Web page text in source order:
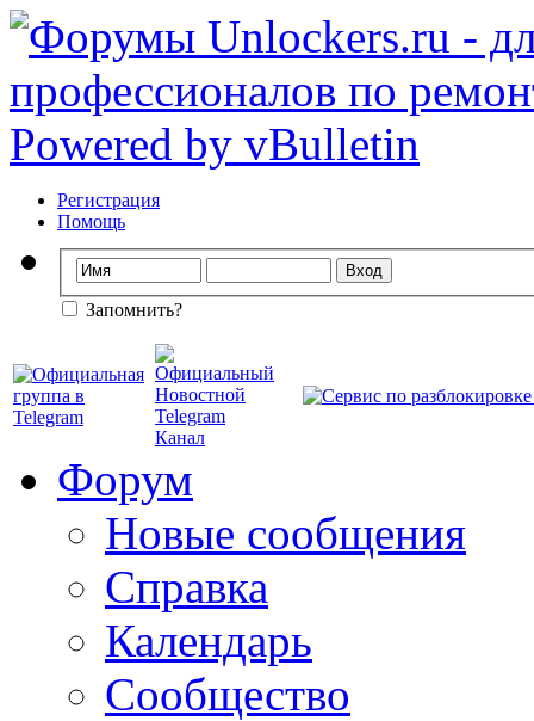
Регистрация
Помощь
Запомнить?
Форум
Новые сообщения
Справка
Календарь
Сообщество